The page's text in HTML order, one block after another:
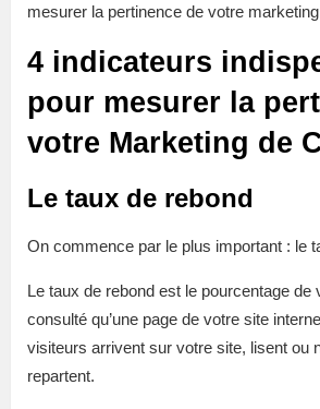
mesurer la pertinence de votre
4 indicateurs
pour mesurer la
votre Marketing de
Le taux de rebond
On commence par le plus important : le
Le taux de rebond est le pourcentage de
consulté qu’une page de votre site
visiteurs arrivent sur votre site, lisent ou
repartent.